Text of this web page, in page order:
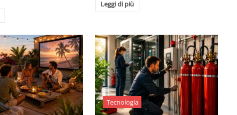
Leggi di più
Tecnologia